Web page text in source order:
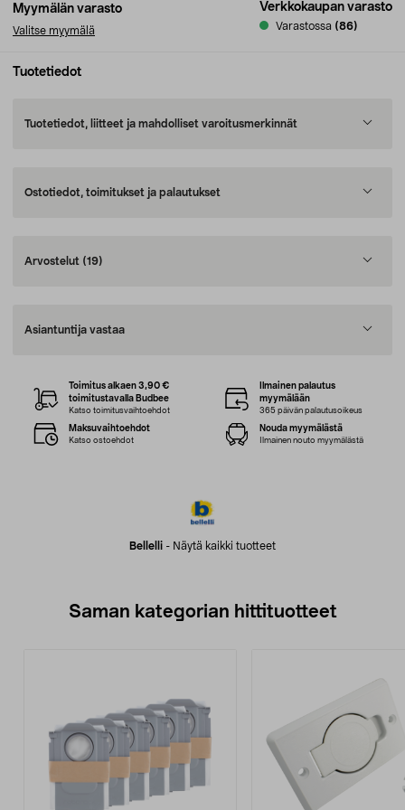
Myymälän varasto
Valitse myymälä
Verkkokaupan varasto
Varastossa (86)
Tuotetiedot
Tuotetiedot, liitteet ja mahdolliset varoitusmerkinnät
Ostotiedot, toimitukset ja palautukset
Arvostelut (19)
Asiantuntija vastaa
Bellelli - Näytä kaikki tuotteet
Toimitus alkaen 3,90 €
toimitustavalla Budbee
Katso toimitusvaihtoehdot
Ilmainen palautus
myymälään
365 päivän palautusoikeus
Maksuvaihtoehdot
Katso ostoehdot
Nouda myymälästä
Ilmainen nouto myymälästä
Saman kategorian hittituotteet